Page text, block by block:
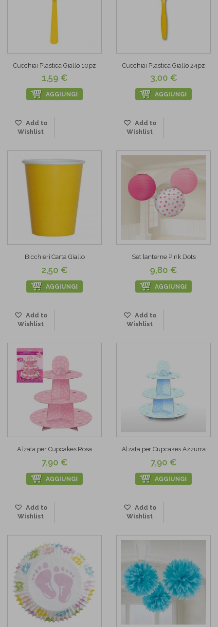
Cucchiai Plastica Giallo 10pz
1,59 €
AGGIUNGI
Add to
Wishlist
Cucchiai Plastica Giallo 24pz
3,00 €
AGGIUNGI
Add to
Wishlist
Bicchieri Carta Giallo
2,50 €
AGGIUNGI
Add to
Wishlist
Set lanterne Pink Dots
9,80 €
AGGIUNGI
Add to
Wishlist
Alzata per Cupcakes Rosa
7,90 €
AGGIUNGI
Add to
Wishlist
Alzata per Cupcakes Azzurra
7,90 €
AGGIUNGI
Add to
Wishlist